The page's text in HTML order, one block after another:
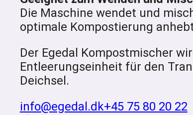
Die Maschine wendet und
optimale Kompostierung
Der Egedal Kompostmischer
Entleerungseinheit für den
Deichsel.
info@egedal.dk+45 75 80 20 22